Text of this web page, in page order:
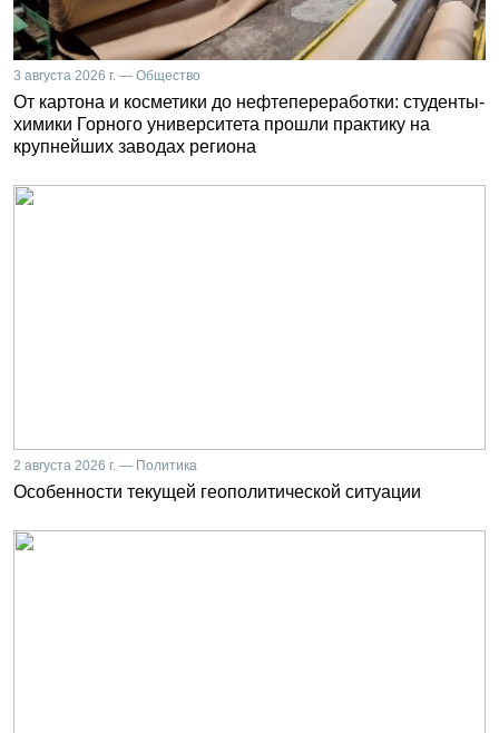
3 августа 2026 г. — Общество
От картона и косметики до нефтепереработки: студенты-
химики Горного университета прошли практику на
крупнейших заводах региона
2 августа 2026 г. — Политика
Особенности текущей геополитической ситуации